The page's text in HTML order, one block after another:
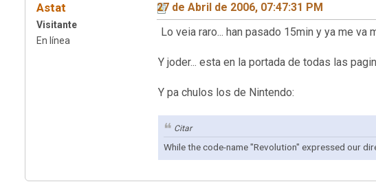
Astat
Visitante
En línea
27 de Abril de 2006, 07:47:31 PM
Lo veia raro... han pasado 15min y ya me va
Y joder... esta en la portada de todas las
Y pa chulos los de Nintendo:
Citar
While the code-name "Revolution" expressed our